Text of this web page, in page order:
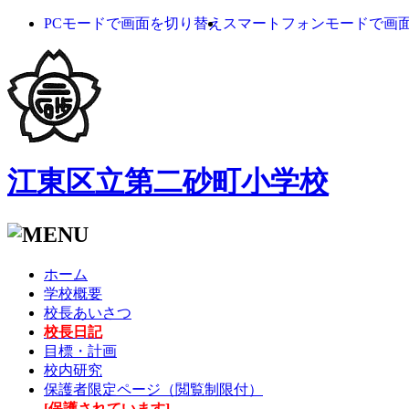
PCモードで画面を切り替え スマートフォンモードで画
江東区立第二砂町小学校
ホーム
学校概要
校長あいさつ
校長日記
目標・計画
校内研究
保護者限定ページ（閲覧制限付）